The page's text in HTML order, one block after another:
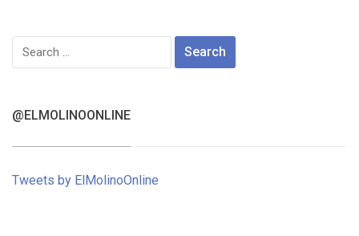
Search
@ELMOLINOONLINE
Tweets by ElMolinoOnline